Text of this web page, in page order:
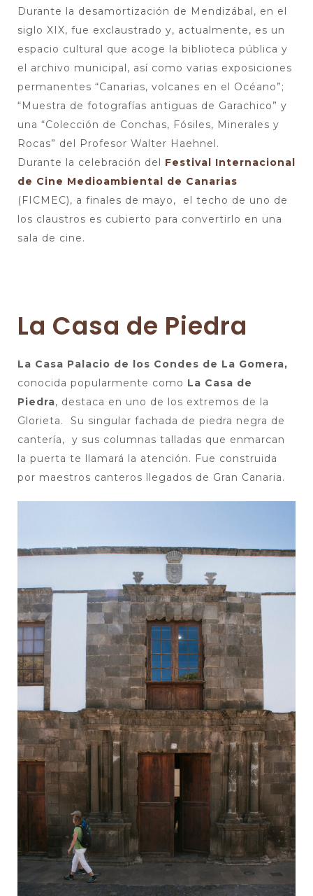
Durante la desamortización de Mendizábal, en el
siglo XIX, fue exclaustrado y, actualmente, es un
espacio cultural que acoge la biblioteca pública y
el archivo municipal, así como varias exposiciones
permanentes “Canarias, volcanes en el Océano”;
“Muestra de fotografías antiguas de Garachico” y
una “Colección de Conchas, Fósiles, Minerales y
Rocas” del Profesor Walter Haehnel.
Durante la celebración del Festival Internacional
de Cine Medioambiental de Canarias
(FICMEC), a finales de mayo, el techo de uno de
los claustros es cubierto para convertirlo en una
sala de cine.
La Casa de Piedra
La Casa Palacio de los Condes de La Gomera,
conocida popularmente como La Casa de
Piedra, destaca en uno de los extremos de la
Glorieta. Su singular fachada de piedra negra de
cantería, y sus columnas talladas que enmarcan
la puerta te llamará la atención. Fue construida
por maestros canteros llegados de Gran Canaria.